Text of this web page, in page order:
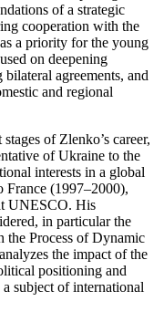
of a strategic
cooperation with the
a priority for the young
on deepening
agreements, and
and regional
of Zlenko’s career,
of Ukraine to the
interests in a global
France (1997–2000),
UNESCO. His
in particular the
Process of Dynamic
the impact of the
positioning and
subject of international